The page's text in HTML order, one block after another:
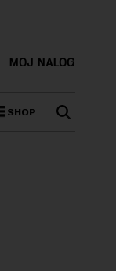
MOJ NALOG
SHOP